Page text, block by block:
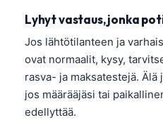
Lyhyt vastaus, jonka
Jos lähtötilanteen ja
ovat normaalit, kysy,
rasva- ja maksatestejä. Älä
jos määrääjäsi tai
edellyttää.